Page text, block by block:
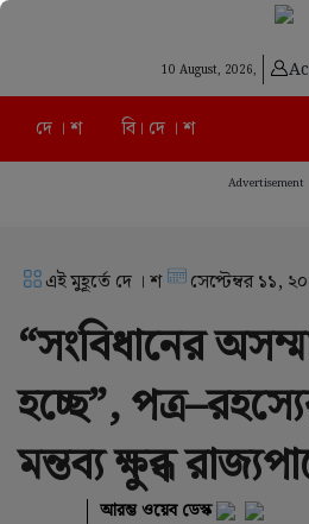
10 August, 2026,
দে । শ বি। দে । শ
Advertisement
এই মুহূর্তে দে । শ সেপ্টেম্বর ১১,
“সংবিধানের
হচ্ছে”,
মন্তব্য ক্ষুব্ধ
আরম্ভ ওয়েব ডেস্ক